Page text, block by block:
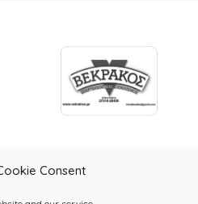
Consent